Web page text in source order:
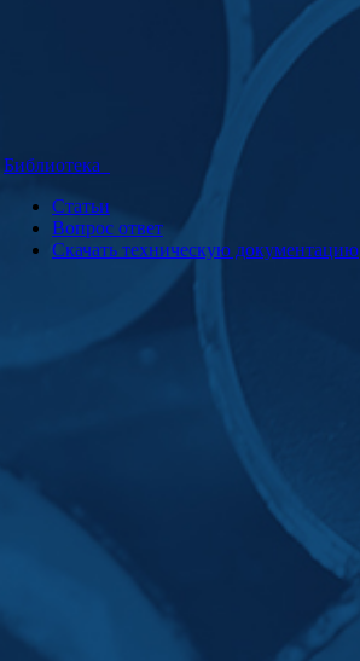
Библиотека
Статьи
Вопрос ответ
Скачать техническую документацию